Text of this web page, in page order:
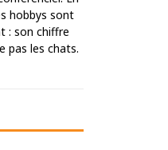
hobbys sont
: son chiffre
pas les chats.